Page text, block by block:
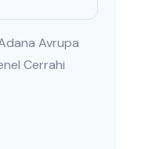
Avrupa
Cerrahi